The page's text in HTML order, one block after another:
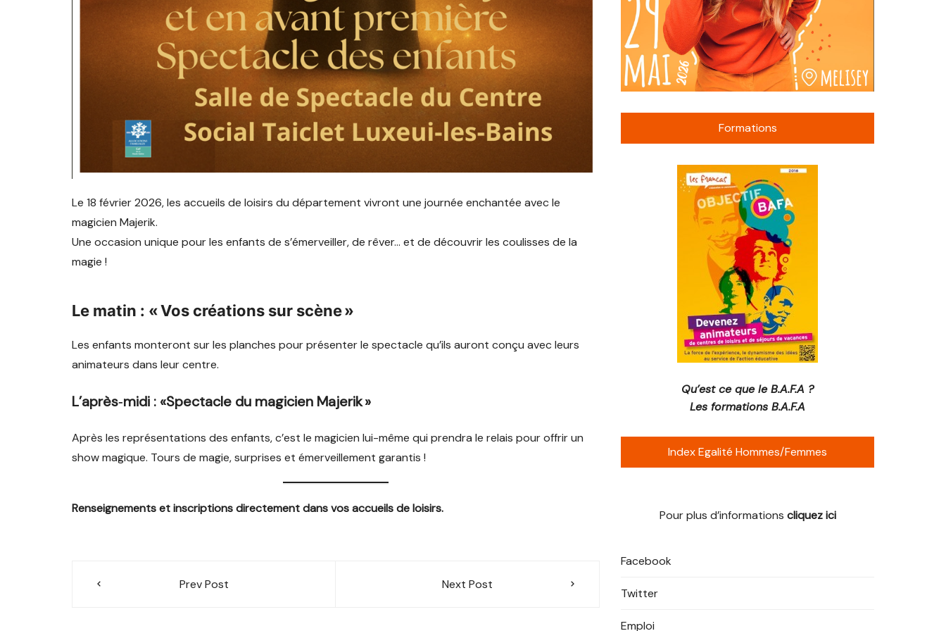
Le 18 février 2026, les accueils de loisirs du département vivront une journée enchantée avec le
magicien Majerik.
Une occasion unique pour les enfants de s’émerveiller, de rêver… et de découvrir les coulisses de la
magie !
Le matin : « Vos créations sur scène »
Les enfants monteront sur les planches pour présenter le spectacle qu’ils auront conçu avec leurs
animateurs dans leur centre.
L’après‑midi : «Spectacle du magicien Majerik »
Après les représentations des enfants, c’est le magicien lui-même qui prendra le relais pour offrir un
show magique. Tours de magie, surprises et émerveillement garantis !
Renseignements et inscriptions directement dans vos accueils de loisirs.
NavigationPrev Post Next Post
Formations
Qu’est ce que le B.A.F.A ?
Les formations B.A.F.A
Index Egalité Hommes/Femmes
Pour plus d’informations cliquez ici
Facebook
Twitter
Emploi